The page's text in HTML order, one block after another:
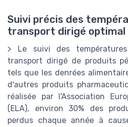
Suivi précis des
transport dirigé optimal
> Le suivi des
transport dirigé de produits
tels que les denrées
d'autres produits
réalisée par l'Association
(ELA), environ 30% des
perdus chaque année à